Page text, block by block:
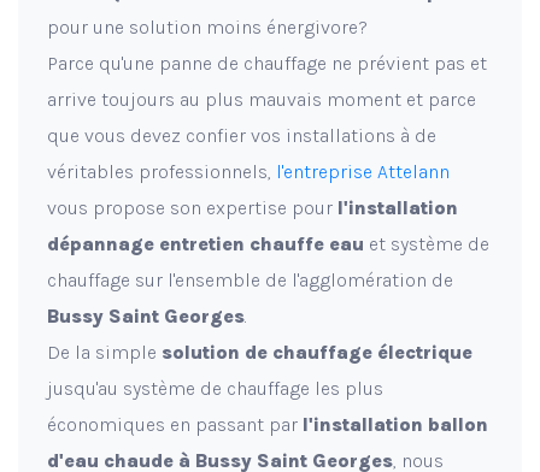
pour une solution moins énergivore?
Parce qu'une panne de chauffage ne prévient pas et
arrive toujours au plus mauvais moment et parce
que vous devez confier vos installations à de
véritables professionnels, l'entreprise Attelann
vous propose son expertise pour l'installation
dépannage entretien chauffe eau et système de
chauffage sur l'ensemble de l'agglomération de
Bussy Saint Georges.
De la simple solution de chauffage électrique
jusqu'au système de chauffage les plus
économiques en passant par l'installation ballon
d'eau chaude à Bussy Saint Georges, nous